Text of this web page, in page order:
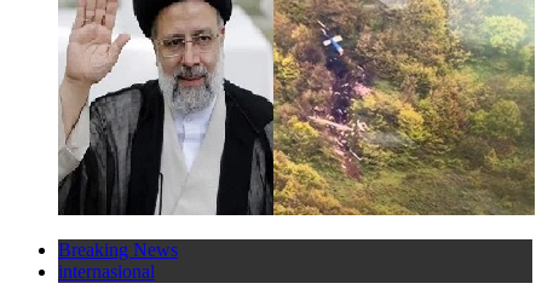
Breaking News
internasional